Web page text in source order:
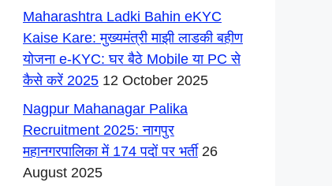
Maharashtra Ladki Bahin eKYC
Kaise Kare: मुख्यमंत्री माझी लाडकी बहीण
योजना e-KYC: घर बैठे Mobile या PC से
कैसे करें 2025 12 October 2025
Nagpur Mahanagar Palika
Recruitment 2025: नागपुर
महानगरपालिका में 174 पदों पर भर्ती 26
August 2025